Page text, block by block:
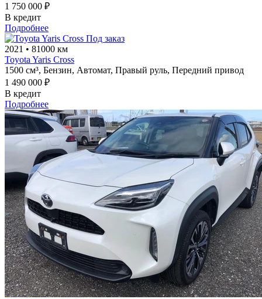
1 750 000 ₽
В кредит
Подробнее
Под заказ
2021 • 81000 км
Toyota Yaris Cross
1500 см³, Бензин, Автомат, Правый руль, Передний привод
1 490 000 ₽
В кредит
Подробнее